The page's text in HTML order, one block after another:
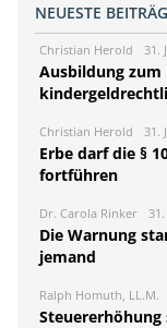
NEUESTE
Christian Herold 31.
Ausbildung
Christian Herold 31.
Erbe darf die §
fortführen
Dr. Carola Rinker
Die Warnung
jemand
Ralph Homuth, LL.M.